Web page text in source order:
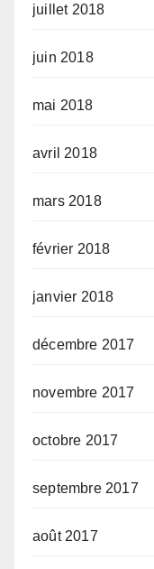
juillet 2018
juin 2018
mai 2018
avril 2018
mars 2018
février 2018
janvier 2018
décembre 2017
novembre 2017
octobre 2017
septembre 2017
août 2017